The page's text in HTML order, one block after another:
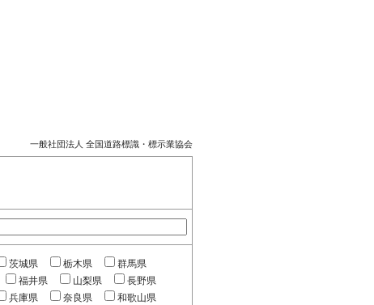
一般社団法人 全国道路標識・標示業協会
茨城県 栃木県
群馬県
福井県 山梨県
長野県
兵庫県 奈良県
和歌山県